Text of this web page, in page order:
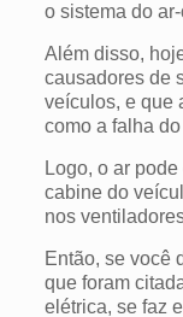
o sistema do
Além disso,
causadores de
veículos, e que
como a falha
Logo, o ar
cabine do
nos
Então, se você
que foram
elétrica, se faz